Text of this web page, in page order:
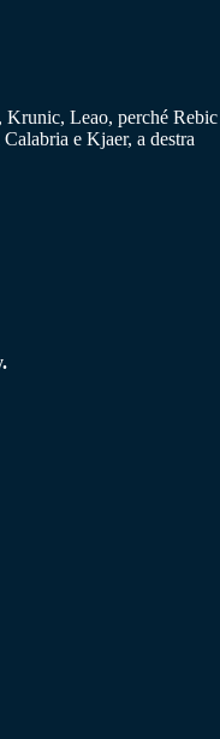
Krunic, Leao, perché Rebic
e Kjaer, a destra